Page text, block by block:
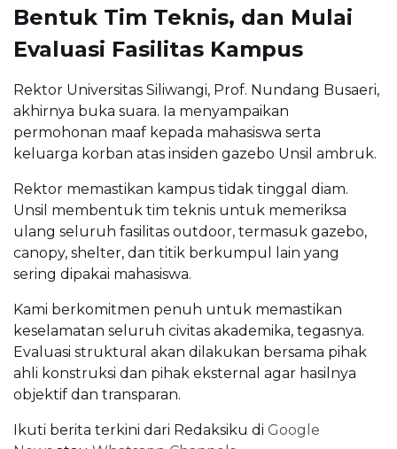
Bentuk Tim Teknis, dan Mulai
Evaluasi Fasilitas Kampus
Rektor Universitas Siliwangi, Prof. Nundang Busaeri,
akhirnya buka suara. Ia menyampaikan
permohonan maaf kepada mahasiswa serta
keluarga korban atas insiden gazebo Unsil ambruk.
Rektor memastikan kampus tidak tinggal diam.
Unsil membentuk tim teknis untuk memeriksa
ulang seluruh fasilitas outdoor, termasuk gazebo,
canopy, shelter, dan titik berkumpul lain yang
sering dipakai mahasiswa.
Kami berkomitmen penuh untuk memastikan
keselamatan seluruh civitas akademika, tegasnya.
Evaluasi struktural akan dilakukan bersama pihak
ahli konstruksi dan pihak eksternal agar hasilnya
objektif dan transparan.
Ikuti berita terkini dari Redaksiku di Google